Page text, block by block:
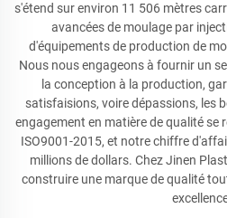
s'étend sur environ 11 506 mètres
avancées de moulage par
d'équipements de production de
Nous nous engageons à fournir un
la conception à la production,
satisfaisions, voire dépassions, les
engagement en matière de qualité
ISO9001-2015, et notre chiffre
millions de dollars. Chez Jinen
construire une marque de qualité